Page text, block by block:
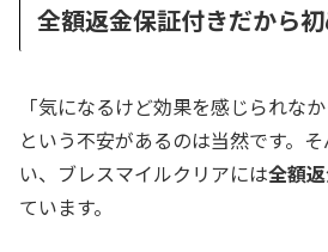
全額返金保証付きだから
「気になるけど効果を感じられな
という不安があるのは当然です。
い、ブレスマイルクリアには全額
ています。